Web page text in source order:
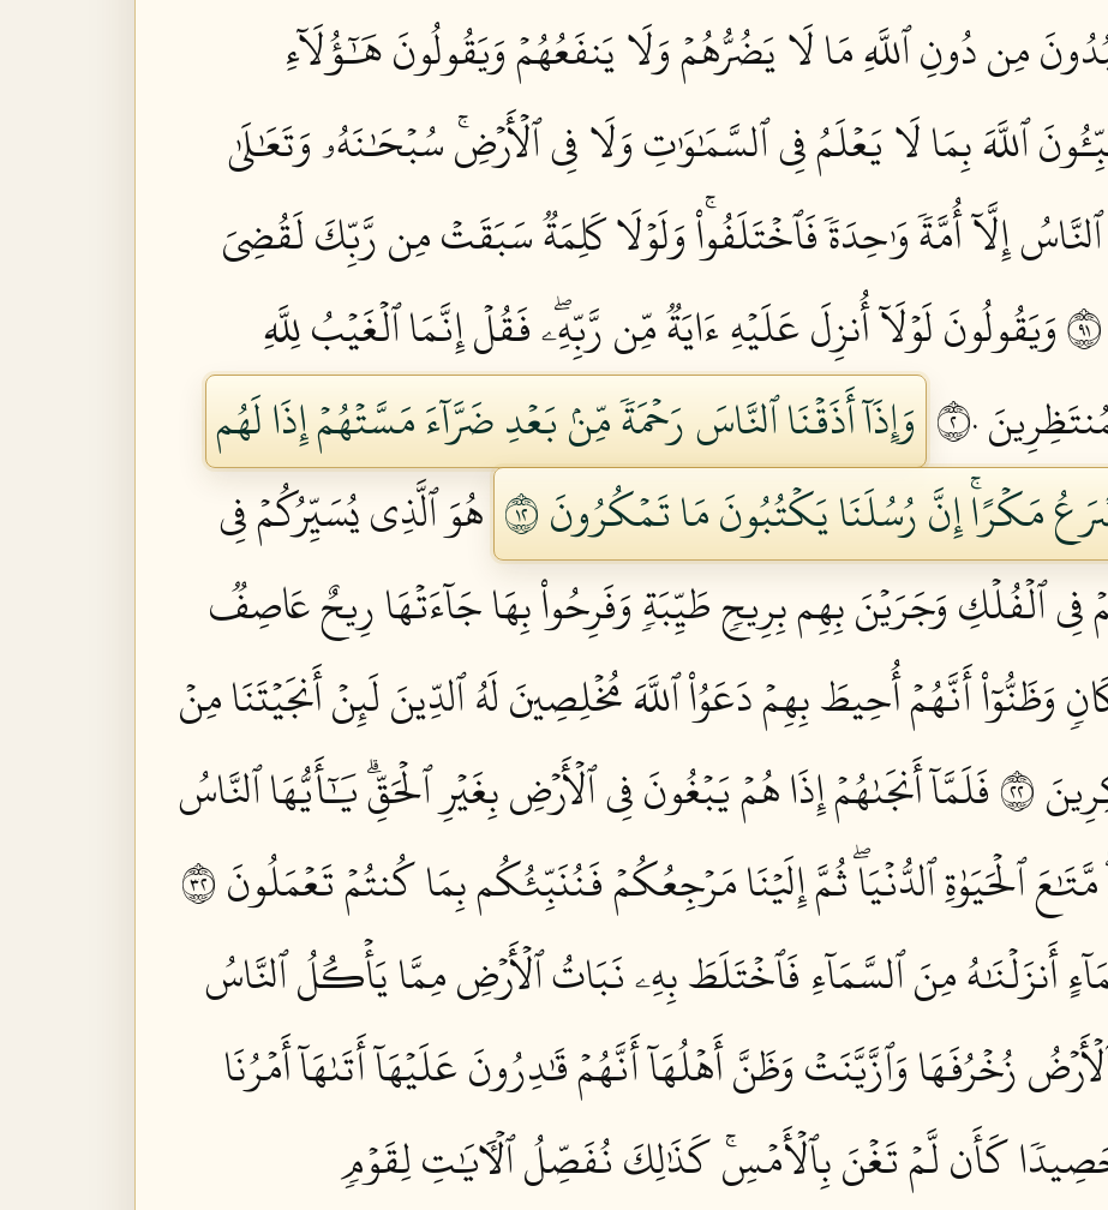
مِن دُونِ ٱللَّهِ مَا لَا يَضُرُّهُمۡ وَلَا يَنفَعُهُمۡ وَيَقُولُونَ هَٰٓؤُلَآءِ
ٱللَّهَ بِمَا لَا يَعۡلَمُ فِي ٱلسَّمَٰوَٰتِ وَلَا فِي ٱلۡأَرۡضِۚ سُبۡحَٰنَهُۥ وَتَعَٰلَىٰ
إِلَّآ أُمَّةٗ وَٰحِدَةٗ فَٱخۡتَلَفُواْۚ وَلَوۡلَا كَلِمَةٞ سَبَقَتۡ مِن رَّبِّكَ لَقُضِيَ
وَيَقُولُونَ لَوۡلَآ أُنزِلَ عَلَيۡهِ ءَايَةٞ مِّن رَّبِّهِۦۖ فَقُلۡ إِنَّمَا ٱلۡغَيۡبُ لِلَّهِ
٢٠
وَإِذَآ أَذَقۡنَا ٱلنَّاسَ رَحۡمَةٗ مِّنۢ بَعۡدِ ضَرَّآءَ مَسَّتۡهُمۡ إِذَا لَهُم
مَكۡرًاۚ إِنَّ رُسُلَنَا يَكۡتُبُونَ مَا تَمۡكُرُونَ ٢١
هُوَ ٱلَّذِي يُسَيِّرُكُمۡ فِي
فِي ٱلۡفُلۡكِ وَجَرَيۡنَ بِهِم بِرِيحٖ طَيِّبَةٖ وَفَرِحُواْ بِهَا جَآءَتۡهَا رِيحٌ عَاصِفٞ
أَنَّهُمۡ أُحِيطَ بِهِمۡ دَعَوُاْ ٱللَّهَ مُخۡلِصِينَ لَهُ ٱلدِّينَ لَئِنۡ أَنجَيۡتَنَا مِنۡ
٢٢
فَلَمَّآ أَنجَىٰهُمۡ إِذَا هُمۡ يَبۡغُونَ فِي ٱلۡأَرۡضِ بِغَيۡرِ ٱلۡحَقِّۗ يَٰٓأَيُّهَا ٱلنَّاسُ
ٱلۡحَيَوٰةِ ٱلدُّنۡيَاۖ ثُمَّ إِلَيۡنَا مَرۡجِعُكُمۡ فَنُنَبِّئُكُم بِمَا كُنتُمۡ تَعۡمَلُونَ ٢٣
أَنزَلۡنَٰهُ مِنَ ٱلسَّمَآءِ فَٱخۡتَلَطَ بِهِۦ نَبَاتُ ٱلۡأَرۡضِ مِمَّا يَأۡكُلُ ٱلنَّاسُ
زُخۡرُفَهَا وَٱزَّيَّنَتۡ وَظَنَّ أَهۡلُهَآ أَنَّهُمۡ قَٰدِرُونَ عَلَيۡهَآ أَتَىٰهَآ أَمۡرُنَا
حَصِيدٗا كَأَن لَّمۡ تَغۡنَ بِٱلۡأَمۡسِۚ كَذَٰلِكَ نُفَصِّلُ ٱلۡأٓيَٰتِ لِقَوۡمٖ